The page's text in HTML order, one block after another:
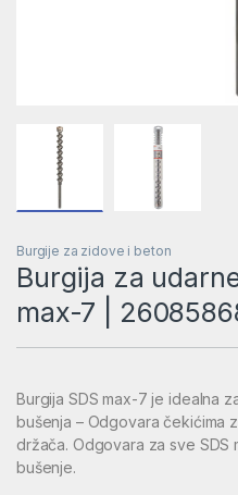
Burgije za zidove i beton
Burgija za
max-7 |
Burgija SDS max-7 je idealna
bušenja – Odgovara čekićima
držača. Odgovara za sve
bušenje.